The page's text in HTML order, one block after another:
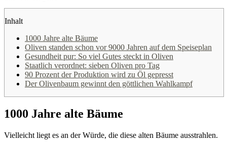
Inhalt
1000 Jahre alte Bäume
Oliven standen schon vor 9000 Jahren auf dem Speiseplan
Gesundheit pur: So viel Gutes steckt in Oliven
Staatlich verordnet: sieben Oliven pro Tag
90 Prozent der Produktion wird zu Öl gepresst
Der Olivenbaum gewinnt den göttlichen Wahlkampf
1000 Jahre alte Bäume
Vielleicht liegt es an der Würde, die diese alten Bäume ausstrahlen.